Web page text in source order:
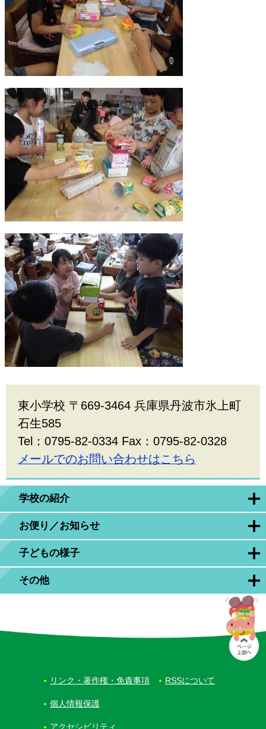
学校の紹介
お便り／お知らせ
子どもの様子
その他
東小学校 〒669-3464 兵庫県丹波市氷上町
石生585
Tel：0795-82-0334 Fax：0795-82-0328
メールでのお問い合わせはこちら
リンク・著作権・免責事項 RSSについて
個人情報保護
アクセシビリティ